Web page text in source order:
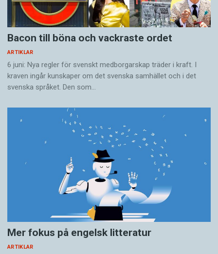
Bacon till böna och vackraste ordet
ARTIKLAR
6 juni: Nya regler för svenskt medborgarskap träder i kraft. I
kraven ingår kunskaper om det svenska samhället och i det
svenska språket. Den som…
Mer fokus på engelsk litteratur
ARTIKLAR